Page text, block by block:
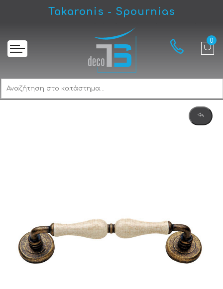
Takaronis - Spournias
Roline K315-06 Λαβή Εξώπορτας Αντικέ Κρακελέ